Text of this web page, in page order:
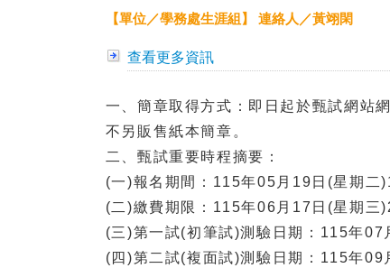
【單位／學務處生涯組】 連絡人／黃翊閑
查看更多資訊
一、簡章取得方式：即日起於甄試網站
不另販售紙本簡章。
二、甄試重要時程摘要：
(一)報名期間：115年05月19日(星期
(二)繳費期限：115年06月17日(星期三
(三)第一試(初筆試)測驗日期：115年07
(四)第二試(複面試)測驗日期：115年09